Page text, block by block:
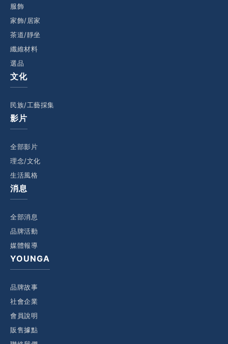
服飾
家飾/居家
茶道/靜坐
纖維材料
選品
文化
民族/工藝採集
影片
全部影片
理念/文化
生活風格
消息
全部消息
品牌活動
媒體報導
YOUNGA
品牌故事
社會企業
會員說明
販售據點